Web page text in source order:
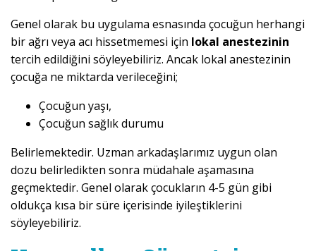
Genel olarak bu uygulama esnasında çocuğun herhangi
bir ağrı veya acı hissetmemesi için lokal anestezinin
tercih edildiğini söyleyebiliriz. Ancak lokal anestezinin
çocuğa ne miktarda verileceğini;
Çocuğun yaşı,
Çocuğun sağlık durumu
Belirlemektedir. Uzman arkadaşlarımız uygun olan
dozu belirledikten sonra müdahale aşamasına
geçmektedir. Genel olarak çocukların 4-5 gün gibi
oldukça kısa bir süre içerisinde iyileştiklerini
söyleyebiliriz.